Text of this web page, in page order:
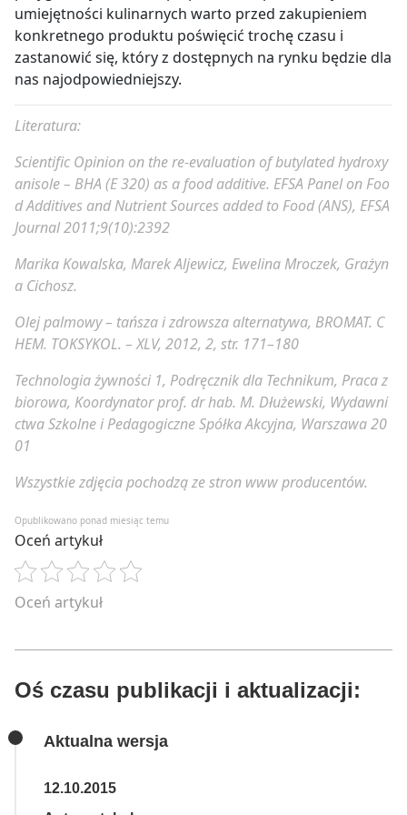
umiejętności kulinarnych warto przed zakupieniem
konkretnego produktu poświęcić trochę czasu i
zastanowić się, który z dostępnych na rynku będzie dla
nas najodpowiedniejszy.
Literatura:
Scientific Opinion on the re-evaluation of butylated hydroxy
anisole – BHA (E 320) as a food additive. EFSA Panel on Foo
d Additives and Nutrient Sources added to Food (ANS), EFSA
Journal 2011;9(10):2392
Marika Kowalska, Marek Aljewicz, Ewelina Mroczek, Grażyn
a Cichosz.
Olej palmowy – tańsza i zdrowsza alternatywa, BROMAT. C
HEM. TOKSYKOL. – XLV, 2012, 2, str. 171–180
Technologia żywności 1, Podręcznik dla Technikum, Praca z
biorowa, Koordynator prof. dr hab. M. Dłużewski, Wydawni
ctwa Szkolne i Pedagogiczne Spółka Akcyjna, Warszawa 20
01
Wszystkie zdjęcia pochodzą ze stron www producentów.
Opublikowano ponad miesiąc temu
Oceń artykuł
Oceń artykuł
Oś czasu publikacji i aktualizacji:
Aktualna wersja
12.10.2015